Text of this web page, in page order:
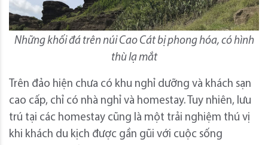
Những khối đá trên núi Cao Cát bị phong hóa, có hình
thù lạ mắt
Trên đảo hiện chưa có khu nghỉ dưỡng và khách sạn
cao cấp, chỉ có nhà nghỉ và homestay. Tuy nhiên, lưu
trú tại các homestay cũng là một trải nghiệm thú vị
khi khách du kịch được gần gũi với cuộc sống